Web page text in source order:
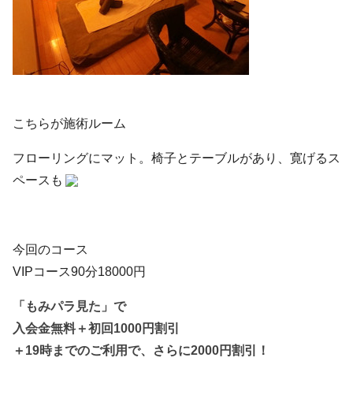
こちらが施術ルーム
フローリングにマット。椅子とテーブルがあり、寛げるス
ペースも
今回のコース
VIPコース90分18000円
「もみパラ見た」で
入会金無料＋初回1000円割引
＋19時までのご利用で、さらに2000円割引！